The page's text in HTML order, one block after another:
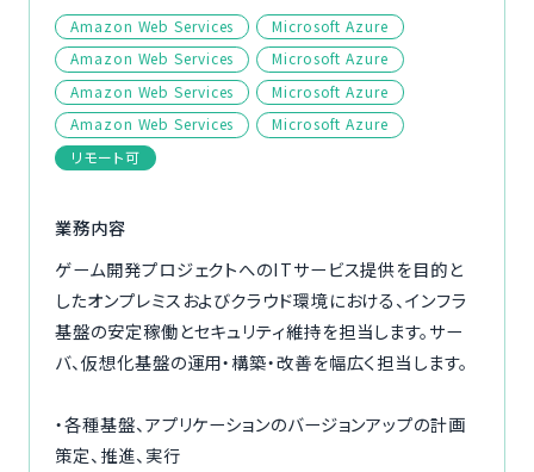
ご利用の流れ
コーディネーター紹介
法人の方
Amazon Web Services
Microsoft Azure
Amazon Web Services
Microsoft Azure
Amazon Web Services
Microsoft Azure
Amazon Web Services
Microsoft Azure
リモート可
業務内容
ゲーム開発プロジェクトへのITサービス提供を目的と
したオンプレミスおよびクラウド環境における、インフラ
基盤の安定稼働とセキュリティ維持を担当します。サー
バ、仮想化基盤の運用・構築・改善を幅広く担当します。
・各種基盤、アプリケーションのバージョンアップの計画
策定、推進、実行